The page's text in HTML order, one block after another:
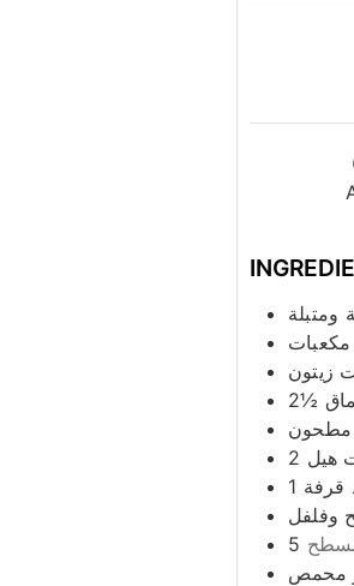
زيتون
2½
مطحون
2 هيل
1 قرفة
وفلفل
5
محمص